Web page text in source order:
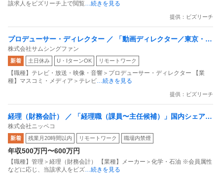
該求人をビズリーチ上で閲覧…続きを見る
提供：ビズリーチ
プロデューサー・ディレクター ／ 「動画ディレクター／東京・大
阪・名古屋」土日祝休み／フレックスタイム制／健康経営推進／
仕事軸だけでなく／人生軸と家族軸も大切に
株式会社サムシングファン
新着 土日休み U・IターンOK リモートワーク
【職種】テレビ・放送・映像・音響＞プロデューサー・ディレクター 【業
種】マスコミ・メディア＞テレビ…続きを見る
提供：ビズリーチ
経理（財務会計） ／ 「経理職（課員〜主任候補）」国内シェアト
ップクラスの潤滑グリースを生産する化学素材メーカー／業績安
定成長／年間休日129日／賞与6ヶ月分以上／社員定着率8割の安
定企業！
株式会社ニッペコ
新着 残業月20時間以内 リモートワーク 職場内禁煙
年収500万円〜600万円
【職種】管理＞経理（財務会計） 【業種】メーカー＞化学・石油 ※会員属性
などに応じ、当該求人をビズ…続きを見る